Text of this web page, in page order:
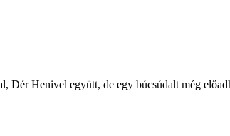
Henivel együtt, de egy búcsúdalt még